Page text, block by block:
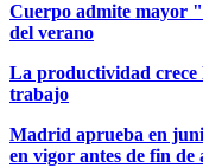
Cuerpo admite mayor
del verano
La productividad crece
trabajo
Madrid aprueba en
en vigor antes de fin de